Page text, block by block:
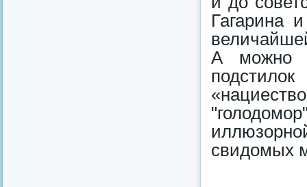
Гагарина
А можно
свидомых